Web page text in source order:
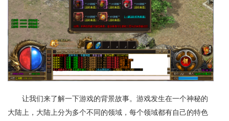
让我们来了解一下游戏的背景故事。游戏发生在一个神秘的
大陆上，大陆上分为多个不同的领域，每个领域都有自己的特色